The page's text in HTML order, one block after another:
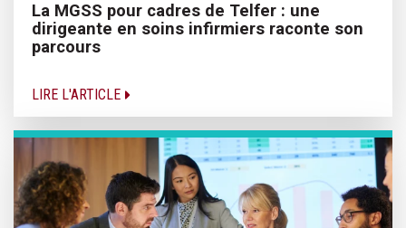
La MGSS pour cadres de Telfer : une
dirigeante en soins infirmiers raconte son
parcours
LIRE L'ARTICLE